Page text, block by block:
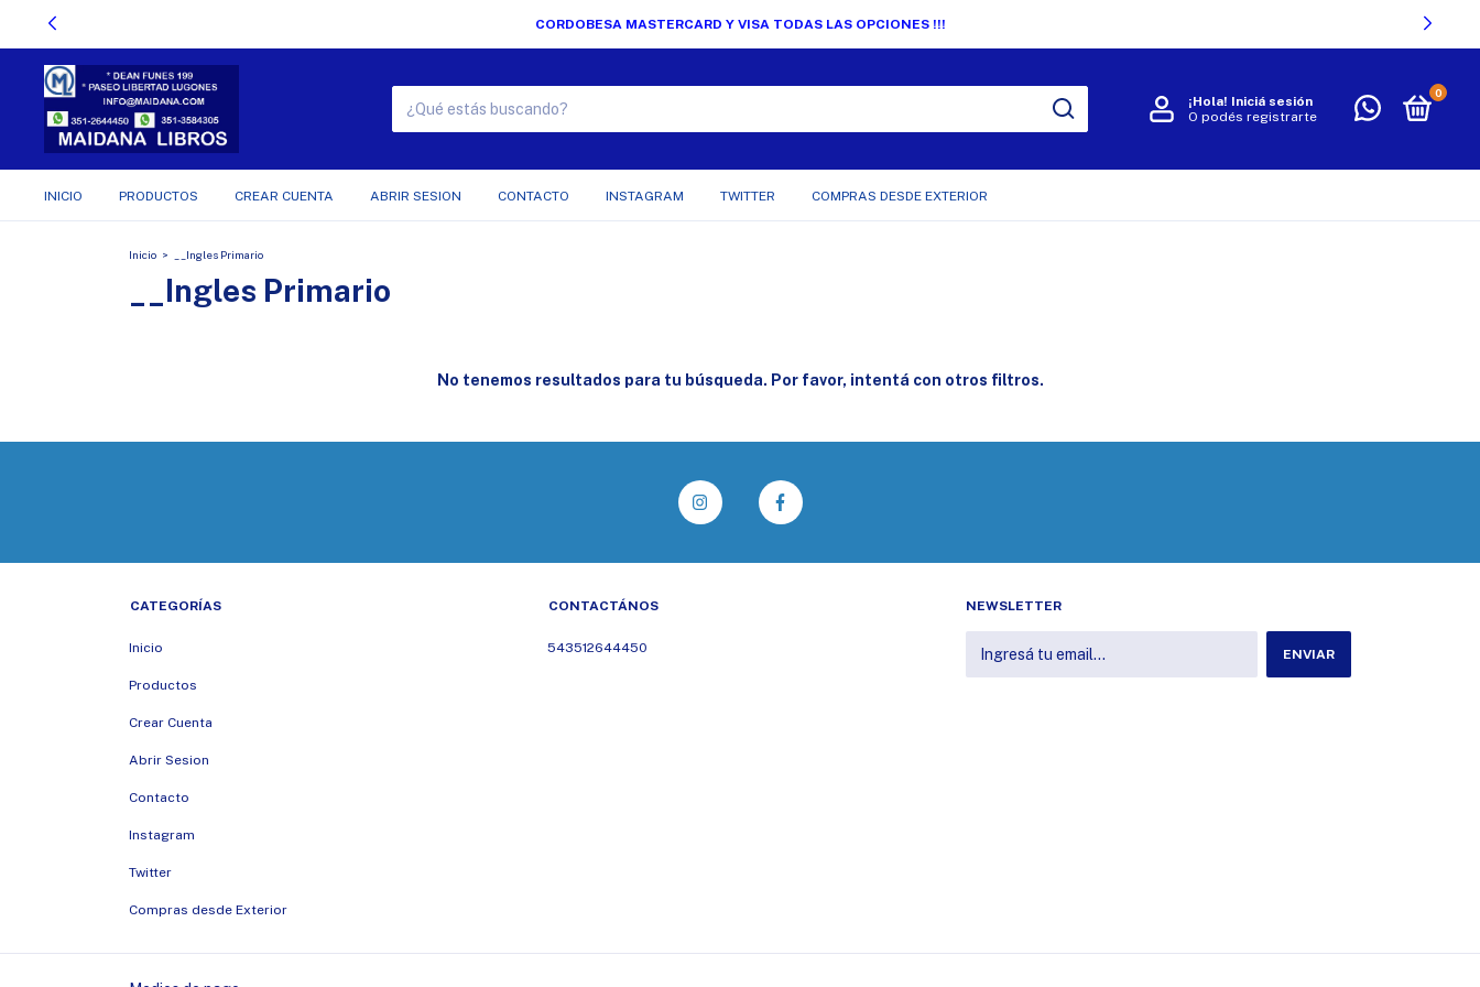
CORDOBESA MASTERCARD Y VISA TODAS LAS OPCIONES !!!
¡Hola! Iniciá sesión
O podés registrarte
0
INICIO PRODUCTOS CREAR CUENTA ABRIR SESION CONTACTO INSTAGRAM TWITTER COMPRAS DESDE EXTERIOR
Inicio > __Ingles Primario
__Ingles Primario
No tenemos resultados para tu búsqueda. Por favor, intentá con otros filtros.
CATEGORÍAS
Inicio
Productos
Crear Cuenta
Abrir Sesion
Contacto
Instagram
Twitter
Compras desde Exterior
CONTACTÁNOS
543512644450
NEWSLETTER